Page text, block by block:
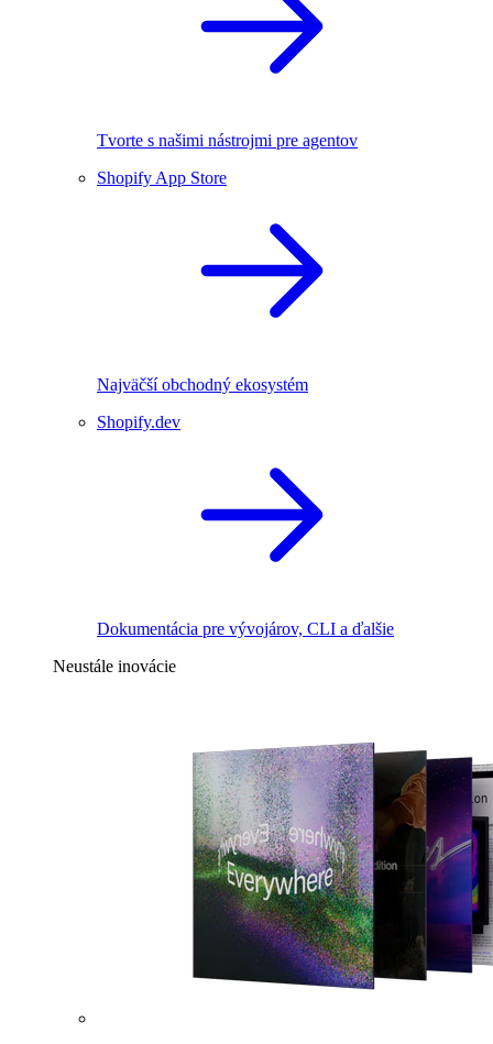
Tvorte s našimi nástrojmi pre agentov
Shopify App Store
Najväčší obchodný ekosystém
Shopify.dev
Dokumentácia pre vývojárov, CLI a ďalšie
Neustále inovácie